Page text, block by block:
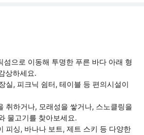
섬으로 이동해 투명한 푸른 바다 아래 형
상하세요.
실, 피크닉 쉼터, 테이블 등 편의시설이
취하거나, 모래성을 쌓거나, 스노클링을
물고기를 찾아보세요.
피싱, 바나나 보트, 제트 스키 등 다양한